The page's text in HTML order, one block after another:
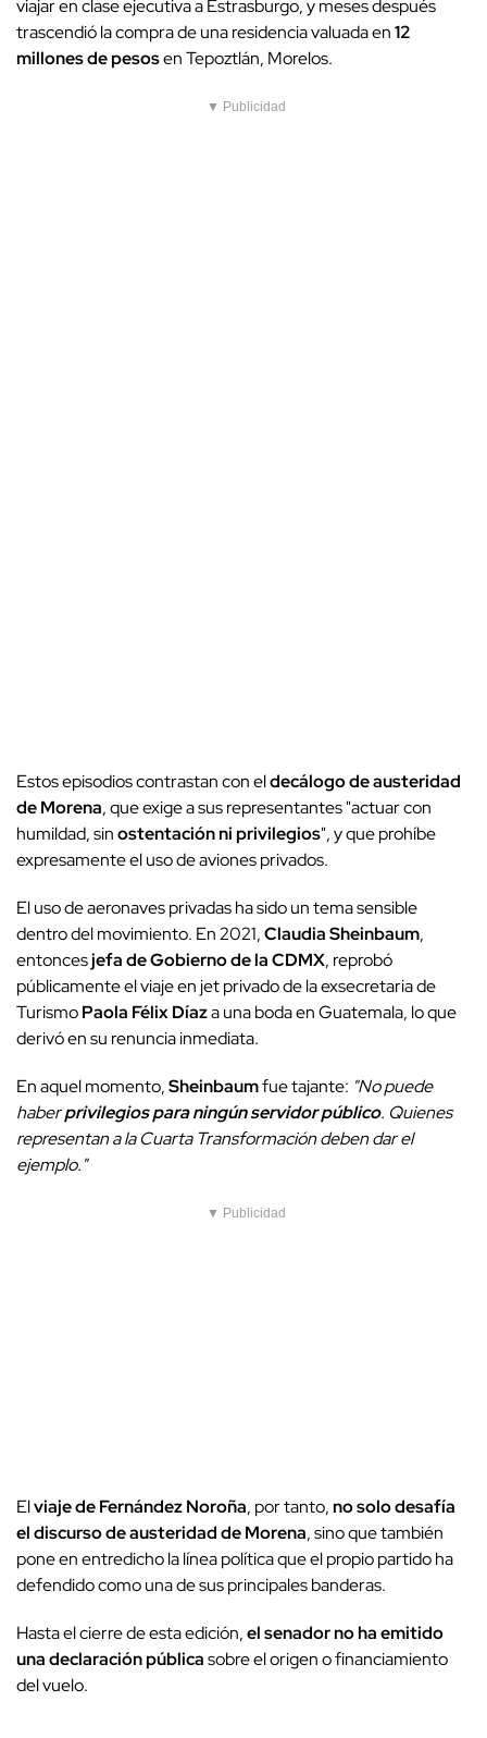
viajar en clase ejecutiva a Estrasburgo, y meses después
trascendió la compra de una residencia valuada en12
millones de pesosen Tepoztlán, Morelos.
▼ Publicidad
Estos episodios contrastan con eldecálogo de austeridad
de Morena, que exige a sus representantes "actuar con
humildad, sinostentación ni privilegios", y que prohíbe
expresamente el uso de aviones privados.
El uso de aeronaves privadas ha sido un tema sensible
dentro del movimiento. En 2021,Claudia Sheinbaum,
entoncesjefa de Gobierno de la CDMX, reprobó
públicamente el viaje en jet privado de la exsecretaria de
TurismoPaola Félix Díaza una boda en Guatemala, lo que
derivó en su renuncia inmediata.
En aquel momento,Sheinbaumfue tajante: "No puede
haberprivilegios para ningún servidor público. Quienes
representan a la Cuarta Transformación deben dar el
ejemplo."
▼ Publicidad
Elviaje de Fernández Noroña, por tanto,no solo desafía
el discurso de austeridad de Morena, sino que también
pone en entredicho la línea política que el propio partido ha
defendido como una de sus principales banderas.
Hasta el cierre de esta edición,el senador no ha emitido
una declaración públicasobre el origen o financiamiento
del vuelo.